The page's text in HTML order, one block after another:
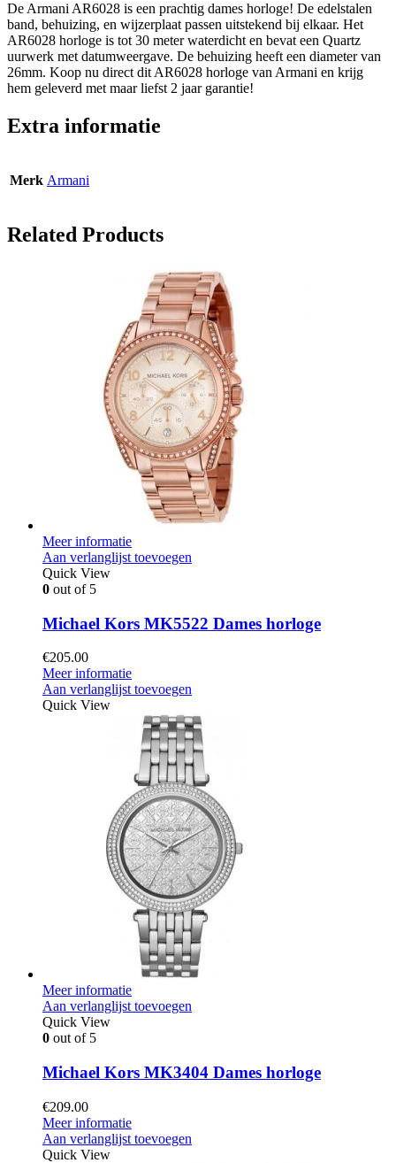
De Armani AR6028 is een prachtig dames horloge! De edelstalen
band, behuizing, en wijzerplaat passen uitstekend bij elkaar. Het
AR6028 horloge is tot 30 meter waterdicht en bevat een Quartz
uurwerk met datumweergave. De behuizing heeft een diameter van
26mm. Koop nu direct dit AR6028 horloge van Armani en krijg
hem geleverd met maar liefst 2 jaar garantie!
Extra informatie
Merk Armani
Related Products
Meer informatie
Aan verlanglijst toevoegen
Quick View
0 out of 5
Michael Kors MK5522 Dames horloge
€205.00
Meer informatie
Aan verlanglijst toevoegen
Quick View
Meer informatie
Aan verlanglijst toevoegen
Quick View
0 out of 5
Michael Kors MK3404 Dames horloge
€209.00
Meer informatie
Aan verlanglijst toevoegen
Quick View